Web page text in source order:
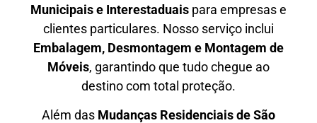
Municipais e Interestaduais para empresas e
clientes particulares. Nosso serviço inclui
Embalagem, Desmontagem e Montagem de
Móveis, garantindo que tudo chegue ao
destino com total proteção.
Além das Mudanças Residenciais de São